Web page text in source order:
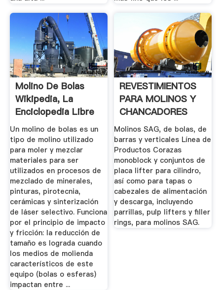
Molino De Bolas
Wikipedia, La
Enciclopedia Libre
Un molino de bolas es un
tipo de molino utilizado
para moler y mezclar
materiales para ser
utilizados en procesos de
mezclado de minerales,
pinturas, pirotecnia,
cerámicas y sinterización
de láser selectivo. Funciona
por el principio de impacto
y fricción: la reducción de
tamaño es lograda cuando
los medios de molienda
característicos de este
equipo (bolas o esferas)
impactan entre ...
REVESTIMIENTOS
PARA MOLINOS Y
CHANCADORES
Aceros Chile
Molinos SAG, de bolas, de
barras y verticales Línea de
Productos Corazas
monoblock y conjuntos de
placa lifter para cilindro,
así como para tapas o
cabezales de alimentación
y descarga, incluyendo
parrillas, pulp lifters y filler
rings, para molinos SAG.